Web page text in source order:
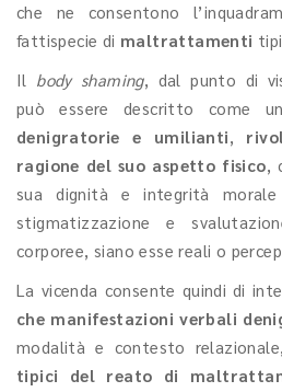
che ne consentono
fattispecie di maltrattamenti
Il body shaming, dal punto di
può essere descritto come
denigratorie e umilianti,
ragione del suo aspetto fisico,
sua dignità e integrità
stigmatizzazione e
corporee, siano esse reali o
La vicenda consente quindi di
che manifestazioni verbali
modalità e contesto
tipici del reato di